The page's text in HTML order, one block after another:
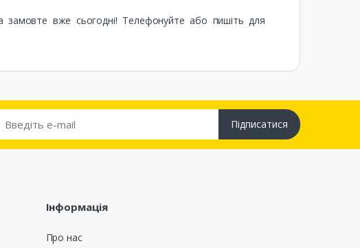
вже сьогодні! Телефонуйте або пишіть для
Підписатися
Інформація
Про нас